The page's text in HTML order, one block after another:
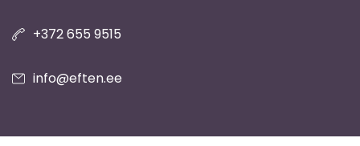
+372 655 9515
info@eften.ee